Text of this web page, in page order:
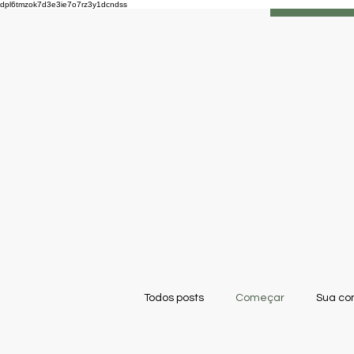
dpl6tmzok7d3e3ie7o7rz3y1dcndss
Todos posts Começar Sua